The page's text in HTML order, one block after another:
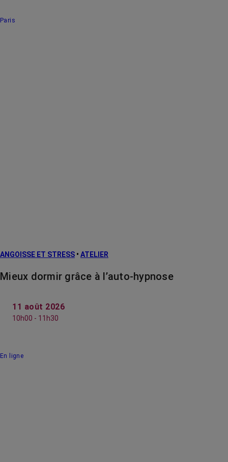
Paris
ANGOISSE ET STRESS • ATELIER
Mieux dormir grâce à l’auto-hypnose
11 août 2026
10h00 - 11h30
En ligne